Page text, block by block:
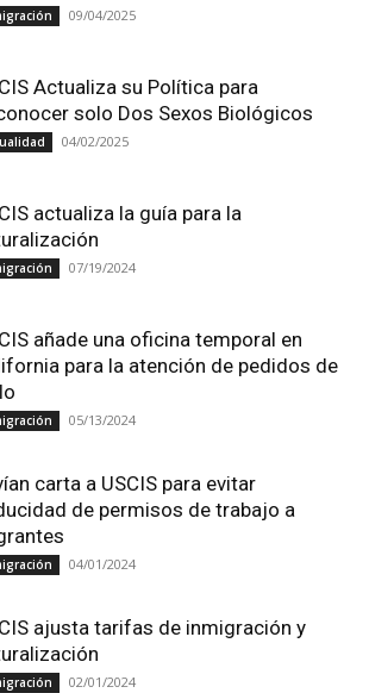
09/04/2025
Actualiza su Política para
solo Dos Sexos Biológicos
04/02/2025
actualiza la guía para la
07/19/2024
añade una oficina temporal en
para la atención de pedidos de
05/13/2024
carta a USCIS para evitar
de permisos de trabajo a
04/01/2024
ajusta tarifas de inmigración y
02/01/2024